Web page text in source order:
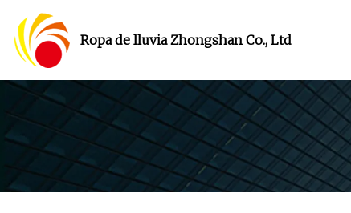
Ropa de lluvia Zhongshan Co., Ltd